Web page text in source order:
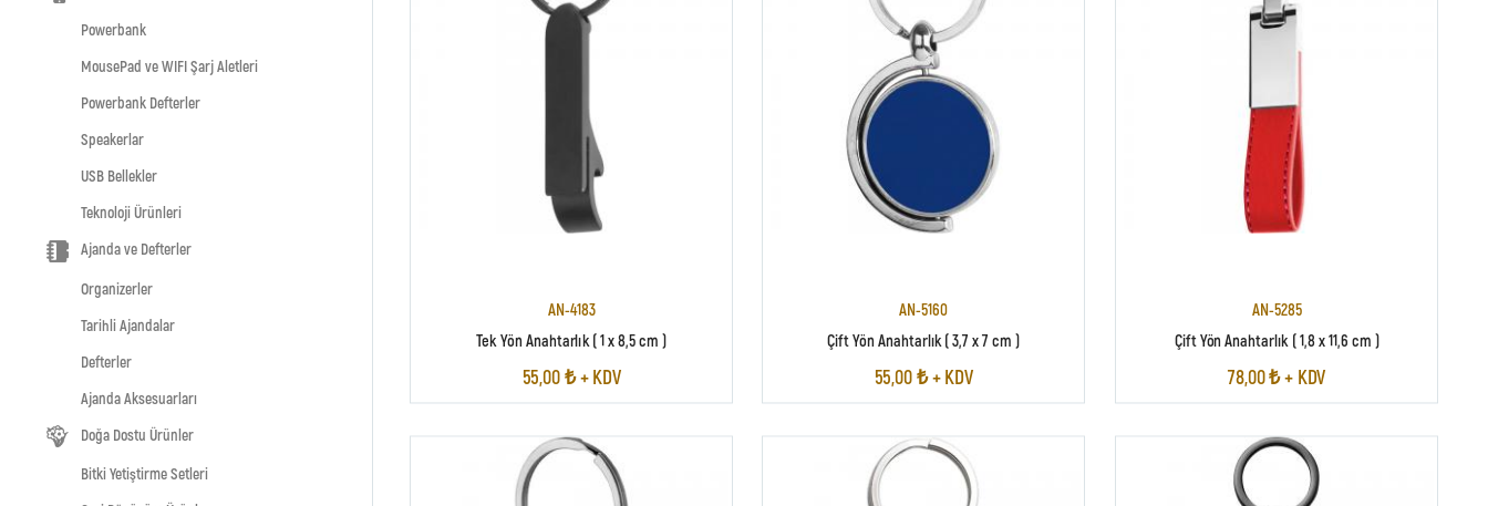
Powerbank
MousePad ve WIFI Şarj Aletleri
Powerbank Defterler
Speakerlar
USB Bellekler
Teknoloji Ürünleri
Ajanda ve Defterler
Organizerler
Tarihli Ajandalar
Defterler
Ajanda Aksesuarları
Doğa Dostu Ürünler
Bitki Yetiştirme Setleri
AN-4183
Tek Yön Anahtarlık ( 1 x 8,5 cm )
55,00 ₺ + KDV
AN-5160
Çift Yön Anahtarlık ( 3,7 x 7 cm )
55,00 ₺ + KDV
AN-5285
Çift Yön Anahtarlık ( 1,8 x 11,6 cm )
78,00 ₺ + KDV